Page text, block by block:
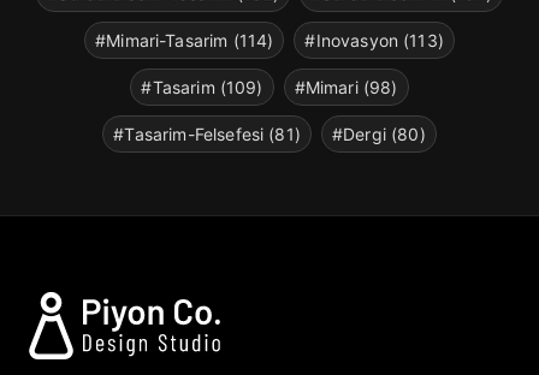
#Mimari-Tasarim (114) #Inovasyon (113)
#Tasarim (109) #Mimari (98)
#Tasarim-Felsefesi (81) #Dergi (80)